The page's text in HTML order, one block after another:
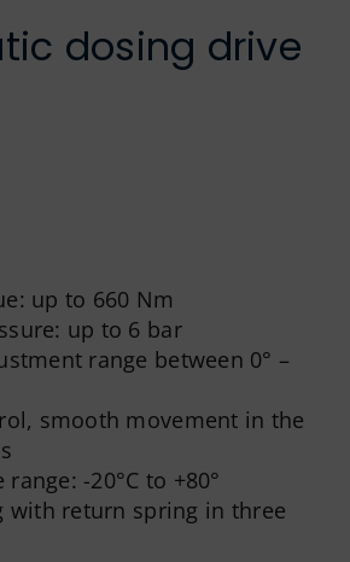
dosing drive
up to 660 Nm
up to 6 bar
range between 0° –
smooth movement in the
-20°C to +80°
with return spring in three